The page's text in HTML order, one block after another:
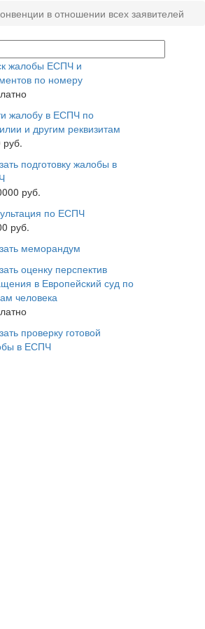
в отношении всех заявителей
жалобы ЕСПЧ и
по номеру
жалобу в ЕСПЧ по
и другим реквизитам
руб.
подготовку жалобы в
руб.
по ЕСПЧ
руб.
меморандум
оценку перспектив
в Европейский суд по
человека
проверку готовой
в ЕСПЧ